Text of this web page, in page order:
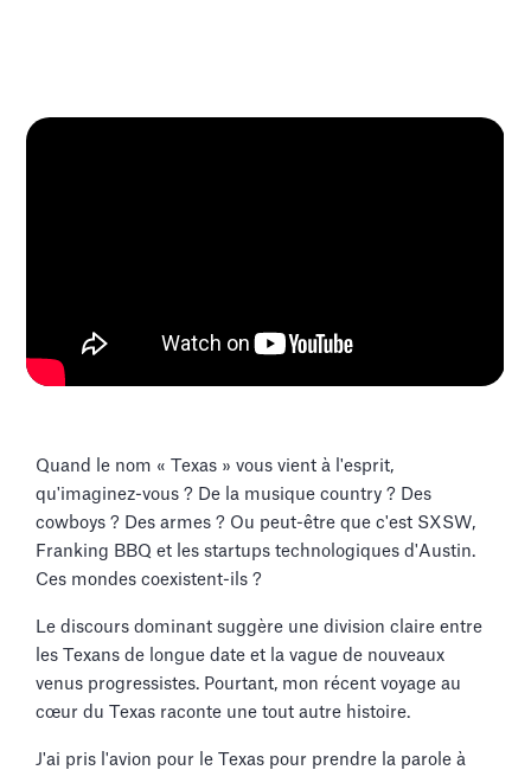
Quand le nom « Texas » vous vient à l'esprit,
qu'imaginez-vous ? De la musique country ? Des
cowboys ? Des armes ? Ou peut-être que c'est SXSW,
Franking BBQ et les startups technologiques d'Austin.
Ces mondes coexistent-ils ?
Le discours dominant suggère une division claire entre
les Texans de longue date et la vague de nouveaux
venus progressistes. Pourtant, mon récent voyage au
cœur du Texas raconte une tout autre histoire.
J'ai pris l'avion pour le Texas pour prendre la parole à